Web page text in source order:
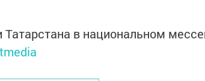
Татарстана в национальном